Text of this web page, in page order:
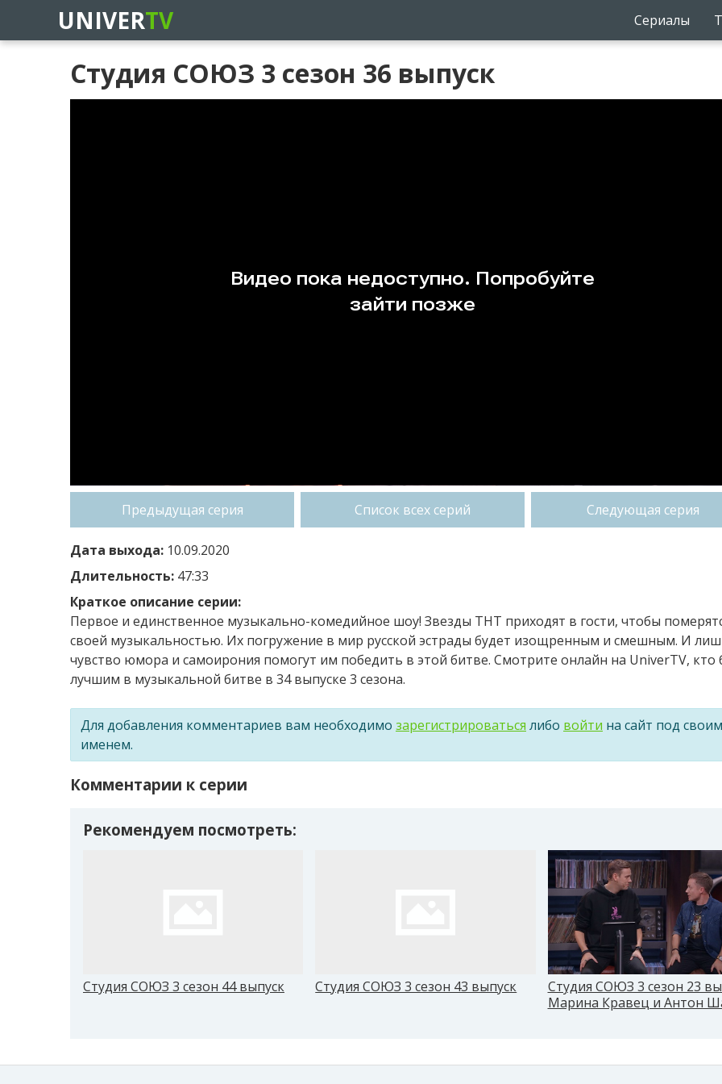
UNIVERTV Сериалы
Студия СОЮЗ 3 сезон 36 выпуск
Предыдущая серия Список всех серий Следующая серия
Дата выхода: 10.09.2020
Длительность: 47:33
Краткое описание серии:
Первое и единственное музыкально-комедийное шоу! Звезды ТНТ приходят в гости, чтобы
своей музыкальностью. Их погружение в мир русской эстрады будет изощренным и смешным. И
чувство юмора и самоирония помогут им победить в этой битве. Смотрите онлайн на UniverTV, кто
лучшим в музыкальной битве в 34 выпуске 3 сезона.
Для добавления комментариев вам необходимо зарегистрироваться либо войти на сайт под своим
именем.
Комментарии к серии
Рекомендуем посмотреть:
Студия СОЮЗ 3 сезон 44 выпуск Студия СОЮЗ 3 сезон 43 выпуск
Студия СОЮЗ 3 сезон 23
Марина Кравец и Антон